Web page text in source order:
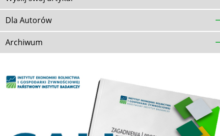
Dla Autorów
Archiwum